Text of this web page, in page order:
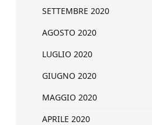
SETTEMBRE 2020
AGOSTO 2020
LUGLIO 2020
GIUGNO 2020
MAGGIO 2020
APRILE 2020